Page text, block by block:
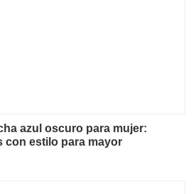
azul oscuro para mujer:
con estilo para mayor